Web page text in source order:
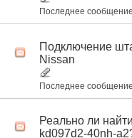
Последнее
Подключение
Nissan
Последнее
Реально ли
kd097d2-40nh-